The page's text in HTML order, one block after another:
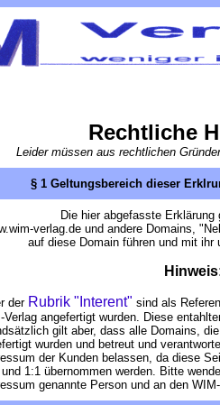
Rechtliche
Leider müssen aus rechtlichen
§ 1 Geltungsbereich dieser
Die hier abgefasste
verlag.de und andere Domains,
auf diese Domain führen und mit ihr
der Rubrik "Interent" sind als
Verlag angefertigt wurden. Diese
gilt aber, dass alle Domains,
wurden und betreut und
der Kunden belassen, da diese
1:1 übernommen werden. Bitte
genannte Person und an den